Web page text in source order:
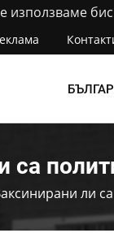
използваме
са
ли